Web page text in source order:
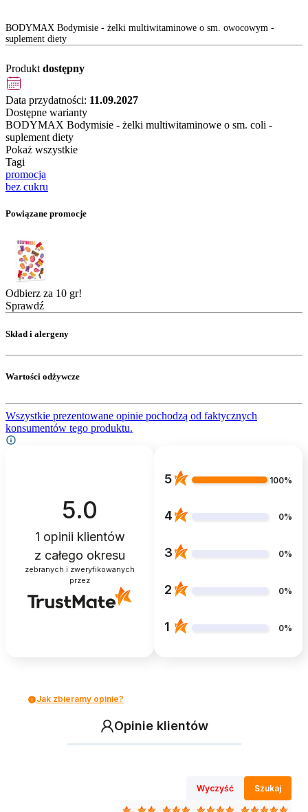
BODYMAX Bodymisie - żelki multiwitaminowe o sm. owocowym -
suplement diety
Produkt dostępny
Data przydatności: 11.09.2027
Dostępne warianty
BODYMAX Bodymisie - żelki multiwitaminowe o sm. coli -
suplement diety
Pokaż wszystkie
Tagi
promocja
bez cukru
Powiązane promocje
Odbierz za 10 gr!
Sprawdź
Skład i alergeny
Wartości odżywcze
Wszystkie prezentowane opinie pochodzą od faktycznych
konsumentów tego produktu.
5.0
1 opinii klientów
z całego okresu
zebranych i zweryfikowanych
przez
5 100%
4 0%
3 0%
2 0%
1 0%
Jak zbieramy opinie?
Opinie klientów
Wyczyść Szukaj